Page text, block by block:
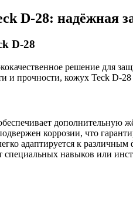
D-28: надёжная
D-28
решение для
и прочности, кожух Teck D-
дополнительную
коррозии, что
адаптируется к
специальных навыков или